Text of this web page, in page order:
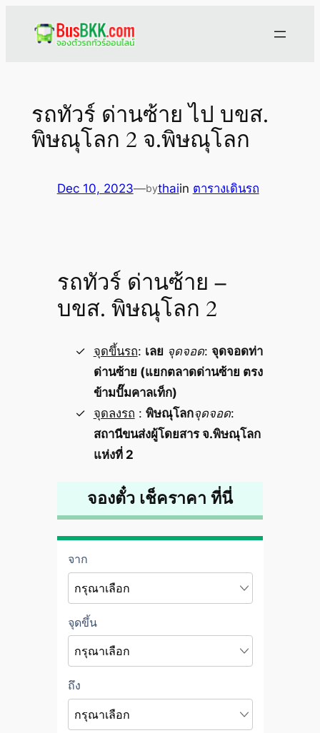
รถทัวร์ ด่านซ้าย ไป บขส.
พิษณุโลก 2 จ.พิษณุโลก
Dec 10, 2023—bythaiin ตารางเดินรถ
รถทัวร์ ด่านซ้าย –
บขส. พิษณุโลก 2
จุดขึ้นรถ: เลย จุดจอด: จุดจอดท่า
ด่านซ้าย (แยกตลาดด่านซ้าย ตรง
ข้ามปั๊มคาลเท็ก)
จุดลงรถ : พิษณุโลกจุดจอด:
สถานีขนส่งผู้โดยสาร จ.พิษณุโลก
แห่งที่ 2
จองตั๋ว เช็คราคา ที่นี่